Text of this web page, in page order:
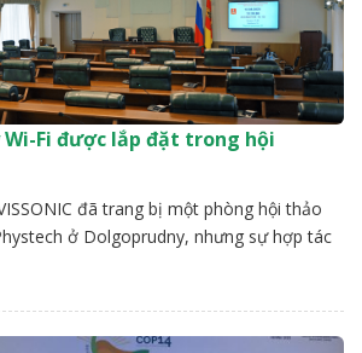
Fi được lắp đặt trong hội
đã trang bị một phòng hội thảo
ở Dolgoprudny, nhưng sự hợp tác
kính không kết thúc ở đó. Chúng tôi cũng
[…]